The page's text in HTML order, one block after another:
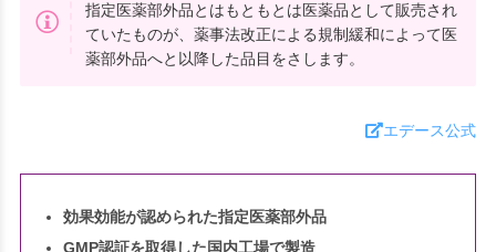
指定医薬部外品とはもともとは医薬品として販売され
ていたものが、薬事法改正による規制緩和によって医
薬部外品へと以降した品目をさします。
エデース公式
効果効能が認められた指定医薬部外品
GMP認証を取得した国内工場で製造